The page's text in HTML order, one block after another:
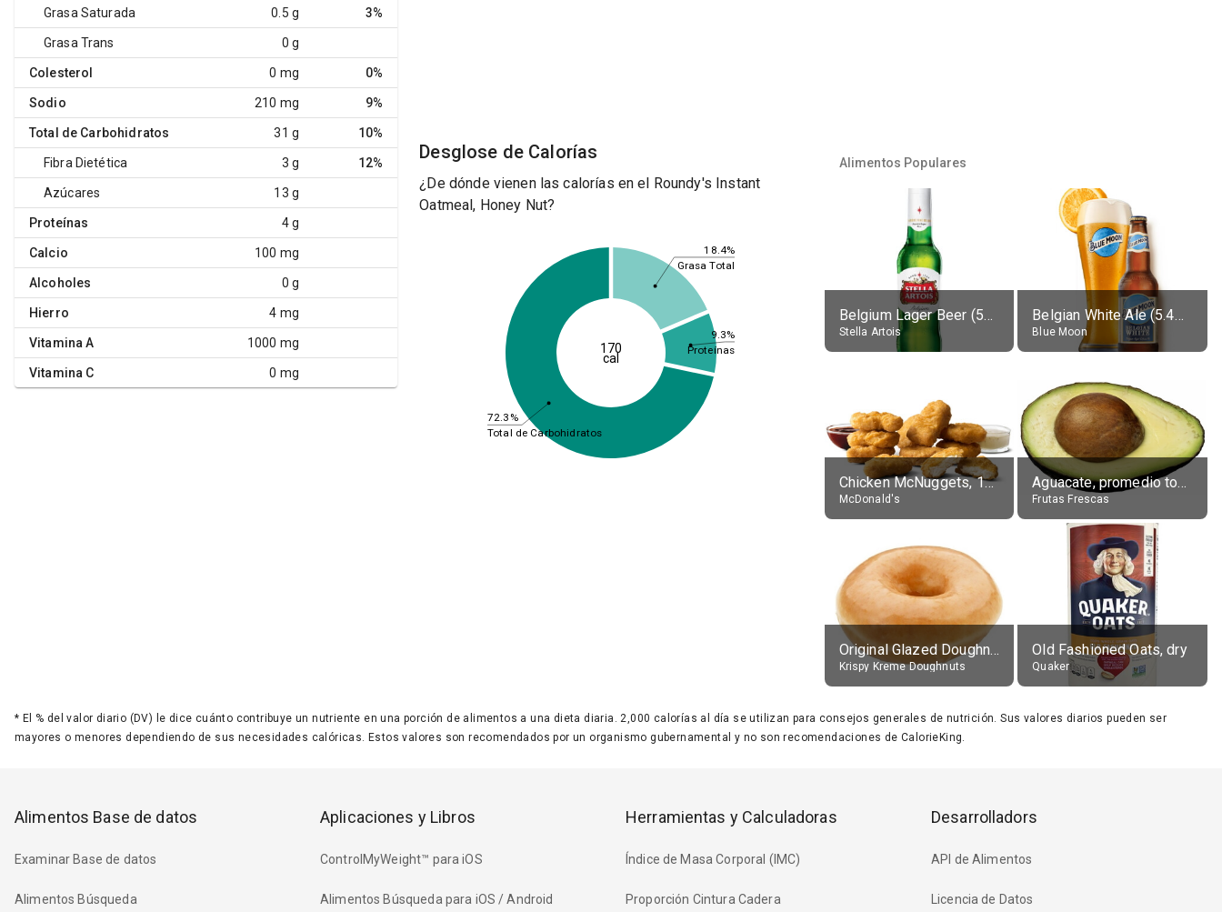
Grasa Saturada 0.5 g 3%
Grasa Trans 0 g
Colesterol 0 mg 0%
Sodio 210 mg 9%
Total de Carbohidratos 31 g 10%
Fibra Dietética 3 g 12%
Azúcares 13 g
Proteínas 4 g
Calcio 100 mg
Alcoholes 0 g
Hierro 4 mg
Vitamina A 1000 mg
Vitamina C 0 mg
Desglose de Calorías
¿De dónde vienen las calorías en el Roundy's Instant
Oatmeal, Honey Nut?
18.4%
9.3%
72.3%
Grasa Total
Proteínas
Total de Carbohidratos
170
cal
Alimentos Populares
Belgium Lager Beer (5% alc.)
Stella Artois
Belgian White Ale (5.4% alc.)
Blue Moon
Chicken McNuggets, 10 pieces, without sauce
McDonald's
Aguacate, promedio todos variedades, crudo
Frutas Frescas
Original Glazed Doughnut
Krispy Kreme Doughnuts
Old Fashioned Oats, dry
Quaker
* El % del valor diario (DV) le dice cuánto contribuye un nutriente en una porción de alimentos a una dieta diaria. 2,000 calorías al día se utilizan para consejos generales de nutrición. Sus valores diarios pueden ser
mayores o menores dependiendo de sus necesidades calóricas. Estos valores son recomendados por un organismo gubernamental y no son recomendaciones de CalorieKing.
Alimentos Base de datos
Examinar Base de datos
Alimentos Búsqueda
Aplicaciones y Libros
ControlMyWeight™ para iOS
Alimentos Búsqueda para iOS / Android
Herramientas y Calculadoras
Índice de Masa Corporal (IMC)
Proporción Cintura Cadera
Desarrolladors
API de Alimentos
Licencia de Datos